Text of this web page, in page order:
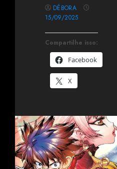
Compartilhe isso:
Facebook
X
DÉBORA
15/09/2025